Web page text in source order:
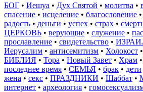
БОГ • Иешуа • Дух Святой • молитва •
спасение • исцеление • благословение •
радость • деньги • успех • страх •
ЦЕРКОВЬ • верующие • служение •
прославление • свидетельство •
Иерусалим • антисемитизм • Холокост •
БИБЛИЯ • Тора • Новый Завет • Храм •
последнее время • СЕМЬЯ • брак • дети
жена • секс • ПРАЗДНИКИ • Шаббат •
интернет • археология •